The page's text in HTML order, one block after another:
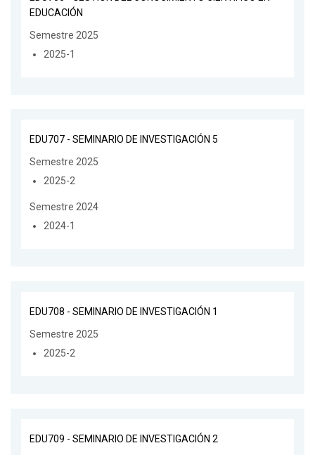
EDUCACIÓN
Semestre 2025
2025-1
EDU707 - SEMINARIO DE INVESTIGACIÓN 5
Semestre 2025
2025-2
Semestre 2024
2024-1
EDU708 - SEMINARIO DE INVESTIGACIÓN 1
Semestre 2025
2025-2
EDU709 - SEMINARIO DE INVESTIGACIÓN 2